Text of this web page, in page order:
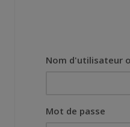
Nom d'utilisateur
Mot de passe